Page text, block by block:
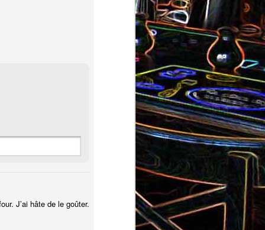
J’ai hâte de le goûter.
Quiche sans pâte au chorizo
et aux pommes de terre
Pizza aux pommes de terre et
aux tomates séchées